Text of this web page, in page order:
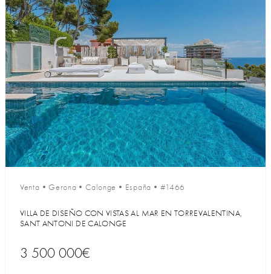
Venta •Gerona •Calonge • España • #1466
VILLA DE DISEÑO CON VISTAS AL MAR EN TORREVALENTINA,
SANT ANTONI DE CALONGE
3 500 000€